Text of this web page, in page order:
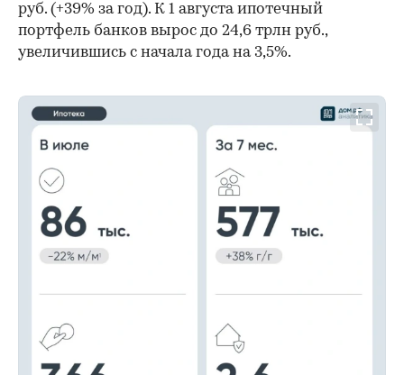
руб. (+39% за год). К 1 августа ипотечный
портфель банков вырос до 24,6 трлн руб.,
увеличившись с начала года на 3,5%.